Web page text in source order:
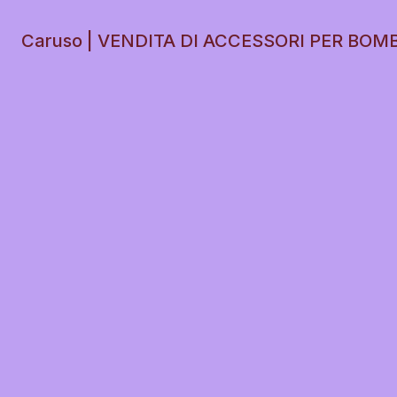
Caruso | VENDITA DI ACCESSORI PER